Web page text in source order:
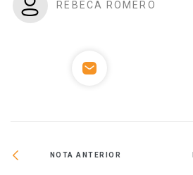
REBECA ROMERO
NOTA ANTERIOR